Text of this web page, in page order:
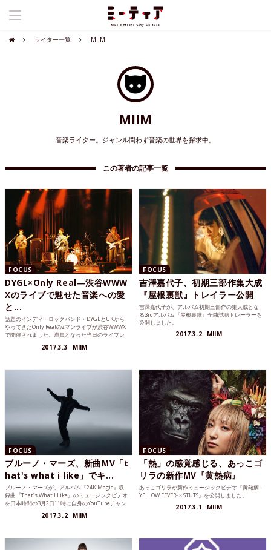
ライター一覧 MIIM
MIIM
音楽ライター。ジャンル問わず音楽の世界を探求中。
この著者の記事一覧
FOCUS
DYGL×Only Real―渋谷WWW
Xのライブで魅せた音楽への愛
と...
話題のインディーロックバンド・DYGLとUKから
やってきたOnly Realの2マンライブが渋谷WWWX
で開催されました。満員となった当日のライブレ
2017.3.3 MIIM
FOCUS
吉澤嘉代子、初期三部作集大成
『屋根裏獣』トレイラー公開
吉澤嘉代子が、アルバム初期三部作の集大成とな
る3rdアルバム『屋根裏獣』全曲試聴トレーラーを
公開しました。
2017.3.2 MIIM
FOCUS
ブルーノ・マーズ、新曲MV「t
hat's what i like」でキ...
ブルーノ・マーズが、アルバム『24K Magic』収
録曲『That’s What I Like』のミュージックビデオ
を日本時間の3月2日11時に自身のYouTubeチャン
2017.3.2 MIIM
FOCUS
「熱」の感覚感じる、あっこゴ
リラの新作MV『黄熱病』
あっこゴリラが新作ミュージックビデオ『黄熱病 -
YELLOW FEVER- × STUTS』を公開しました。
2017.3.1 MIIM